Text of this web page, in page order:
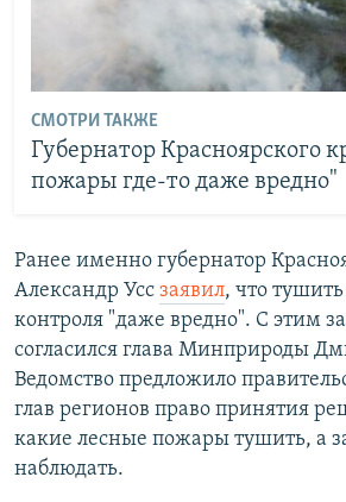
СМОТРИ ТАКЖЕ
Губернатор Красноярского
пожары где-то даже вредно"
Ранее именно губернатор
Александр Усс заявил, что
контроля "даже вредно". С этим
согласился глава Минприроды
Ведомство предложило
глав регионов право принятия
какие лесные пожары тушить, а
наблюдать.